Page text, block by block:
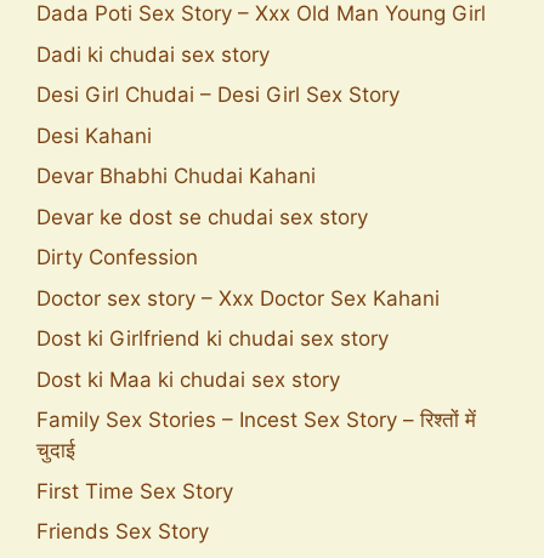
Dada Poti Sex Story – Xxx Old Man Young Girl
Dadi ki chudai sex story
Desi Girl Chudai – Desi Girl Sex Story
Desi Kahani
Devar Bhabhi Chudai Kahani
Devar ke dost se chudai sex story
Dirty Confession
Doctor sex story – Xxx Doctor Sex Kahani
Dost ki Girlfriend ki chudai sex story
Dost ki Maa ki chudai sex story
Family Sex Stories – Incest Sex Story – रिश्तों में
चुदाई
First Time Sex Story
Friends Sex Story